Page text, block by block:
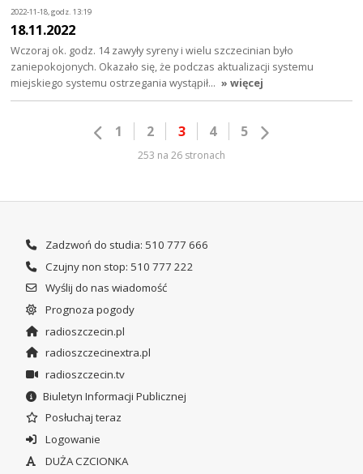
2022-11-18, godz. 13:19
18.11.2022
Wczoraj ok. godz. 14 zawyły syreny i wielu szczecinian było
zaniepokojonych. Okazało się, że podczas aktualizacji systemu
miejskiego systemu ostrzegania wystąpił… » więcej
1 2 3 4 5
253 na 26 stronach
Zadzwoń do studia: 510 777 666
Czujny non stop: 510 777 222
Wyślij do nas wiadomość
Prognoza pogody
radioszczecin.pl
radioszczecinextra.pl
radioszczecin.tv
Biuletyn Informacji Publicznej
Posłuchaj teraz
Logowanie
DUŻA CZCIONKA